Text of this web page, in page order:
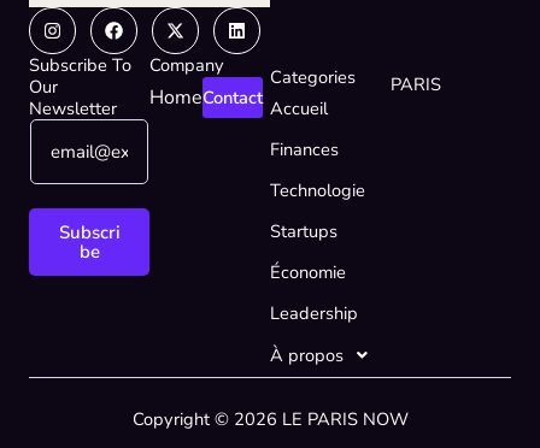
InstagramFacebook
X-
twitter
Linkedin
Subscribe To
Our
Newsletter
E
a
i
m
*
E
a
Subscri
be
Company
HomeContact
Categories
Accueil
Finances
Technologie
Startups
Économie
Leadership
À propos
PARIS
Copyright © 2026 LE PARIS NOW